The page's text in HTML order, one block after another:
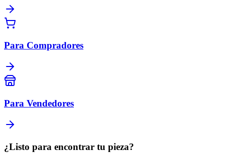
Para Compradores
Para Vendedores
¿Listo para encontrar tu pieza?